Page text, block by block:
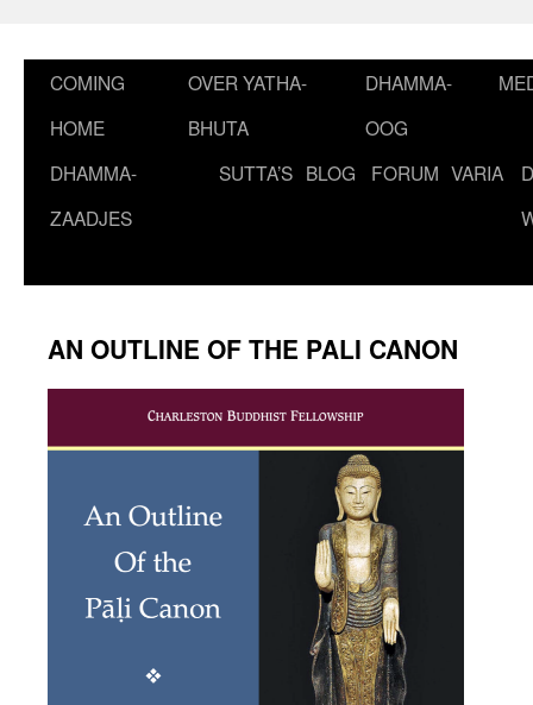
COMING
HOME
OVER YATHA-
BHUTA
DHAMMA-
OOG
DHAMMA-
ZAADJES
SUTTA’S BLOG FORUM VARIA
AN OUTLINE OF THE PALI CANON